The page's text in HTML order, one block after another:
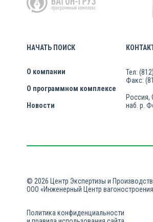
НАЧАТЬ ПОИСК
О компании
О программном комплексе
Новости
Тел:
Факс:
Россия,
наб. р.
© 2026 Центр Экспертизы и
ООО «Инженерный Центр
Политика конфиденциальности